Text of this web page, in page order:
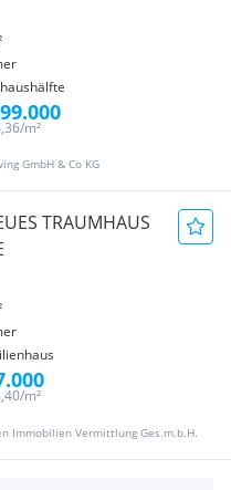
GmbH & Co KG
m²
TRAUMHAUS
Immobilien Vermittlung Ges.m.b.H.
m²